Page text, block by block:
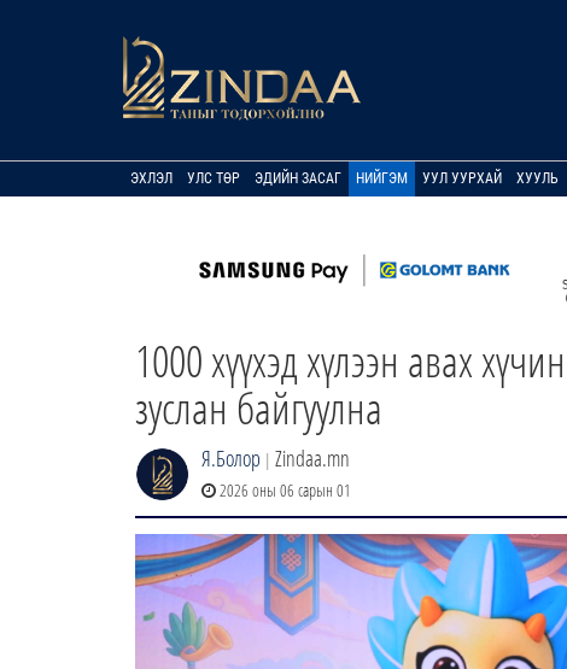
ЭХЛЭЛ УЛС ТӨР ЭДИЙН ЗАСАГ НИЙГЭМ УУЛ УУРХАЙ ХУУЛЬ
1000 хүүхэд хүлээн авах
зуслан байгуулна
Я.Болор | Zindaa.mn
2026 оны 06 сарын 01